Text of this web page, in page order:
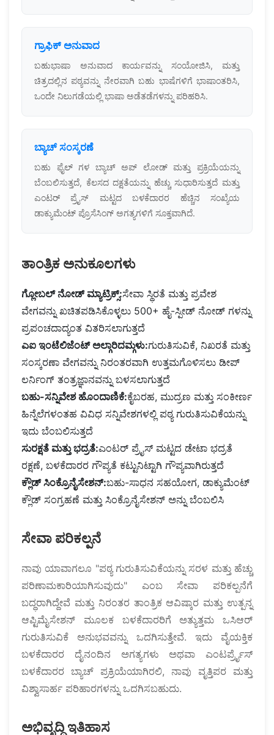
ಗ್ರಾಫಿಕ್ ಅನುವಾದ
ಬಹುಭಾಷಾ ಅನುವಾದ ಕಾರ್ಯವನ್ನು ಸಂಯೋಜಿಸಿ, ಮತ್ತು
ಚಿತ್ರದಲ್ಲಿನ ಪಠ್ಯವನ್ನು ನೇರವಾಗಿ ಬಹು ಭಾಷೆಗಳಿಗೆ ಭಾಷಾಂತರಿಸಿ,
ಒಂದೇ ನಿಲುಗಡೆಯಲ್ಲಿ ಭಾಷಾ ಅಡೆತಡೆಗಳನ್ನು ಪರಿಹರಿಸಿ.
ಬ್ಯಾಚ್ ಸಂಸ್ಕರಣೆ
ಬಹು ಫೈಲ್ ಗಳ ಬ್ಯಾಚ್ ಅಪ್ ಲೋಡ್ ಮತ್ತು ಪ್ರಕ್ರಿಯೆಯನ್ನು
ಬೆಂಬಲಿಸುತ್ತದೆ, ಕೆಲಸದ ದಕ್ಷತೆಯನ್ನು ಹೆಚ್ಚು ಸುಧಾರಿಸುತ್ತದೆ ಮತ್ತು
ಎಂಟರ್ ಪ್ರೈಸ್ ಮಟ್ಟದ ಬಳಕೆದಾರರ ಹೆಚ್ಚಿನ ಸಂಖ್ಯೆಯ
ಡಾಕ್ಯುಮೆಂಟ್ ಪ್ರೊಸೆಸಿಂಗ್ ಅಗತ್ಯಗಳಿಗೆ ಸೂಕ್ತವಾಗಿದೆ.
ತಾಂತ್ರಿಕ ಅನುಕೂಲಗಳು
ಗ್ಲೋಬಲ್ ನೋಡ್ ಮ್ಯಾಟ್ರಿಕ್ಸ್:ಸೇವಾ ಸ್ಥಿರತೆ ಮತ್ತು ಪ್ರವೇಶ
ವೇಗವನ್ನು ಖಚಿತಪಡಿಸಿಕೊಳ್ಳಲು 500+ ಹೈ-ಸ್ಪೀಡ್ ನೋಡ್ ಗಳನ್ನು
ಪ್ರಪಂಚದಾದ್ಯಂತ ವಿತರಿಸಲಾಗುತ್ತದೆ
ಎಐ ಇಂಟೆಲಿಜೆಂಟ್ ಅಲ್ಗಾರಿದಮ್ಗಳು:ಗುರುತಿಸುವಿಕೆ, ನಿಖರತೆ ಮತ್ತು
ಸಂಸ್ಕರಣಾ ವೇಗವನ್ನು ನಿರಂತರವಾಗಿ ಉತ್ತಮಗೊಳಿಸಲು ಡೀಪ್
ಲರ್ನಿಂಗ್ ತಂತ್ರಜ್ಞಾನವನ್ನು ಬಳಸಲಾಗುತ್ತದೆ
ಬಹು-ಸನ್ನಿವೇಶ ಹೊಂದಾಣಿಕೆ:ಕೈಬರಹ, ಮುದ್ರಣ ಮತ್ತು ಸಂಕೀರ್ಣ
ಹಿನ್ನೆಲೆಗಳಂತಹ ವಿವಿಧ ಸನ್ನಿವೇಶಗಳಲ್ಲಿ ಪಠ್ಯ ಗುರುತಿಸುವಿಕೆಯನ್ನು
ಇದು ಬೆಂಬಲಿಸುತ್ತದೆ
ಸುರಕ್ಷತೆ ಮತ್ತು ಭದ್ರತೆ:ಎಂಟರ್ ಪ್ರೈಸ್ ಮಟ್ಟದ ಡೇಟಾ ಭದ್ರತೆ
ರಕ್ಷಣೆ, ಬಳಕೆದಾರರ ಗೌಪ್ಯತೆ ಕಟ್ಟುನಿಟ್ಟಾಗಿ ಗೌಪ್ಯವಾಗಿರುತ್ತದೆ
ಕ್ಲೌಡ್ ಸಿಂಕ್ರೊನೈಸೇಶನ್:ಬಹು-ಸಾಧನ ಸಹಯೋಗ, ಡಾಕ್ಯುಮೆಂಟ್
ಕ್ಲೌಡ್ ಸಂಗ್ರಹಣೆ ಮತ್ತು ಸಿಂಕ್ರೊನೈಸೇಶನ್ ಅನ್ನು ಬೆಂಬಲಿಸಿ
ಸೇವಾ ಪರಿಕಲ್ಪನೆ
ನಾವು ಯಾವಾಗಲೂ "ಪಠ್ಯ ಗುರುತಿಸುವಿಕೆಯನ್ನು ಸರಳ ಮತ್ತು ಹೆಚ್ಚು
ಪರಿಣಾಮಕಾರಿಯಾಗಿಸುವುದು" ಎಂಬ ಸೇವಾ ಪರಿಕಲ್ಪನೆಗೆ
ಬದ್ಧರಾಗಿದ್ದೇವೆ ಮತ್ತು ನಿರಂತರ ತಾಂತ್ರಿಕ ಆವಿಷ್ಕಾರ ಮತ್ತು ಉತ್ಪನ್ನ
ಆಪ್ಟಿಮೈಸೇಶನ್ ಮೂಲಕ ಬಳಕೆದಾರರಿಗೆ ಅತ್ಯುತ್ತಮ ಒಸಿಆರ್
ಗುರುತಿಸುವಿಕೆ ಅನುಭವವನ್ನು ಒದಗಿಸುತ್ತೇವೆ. ಇದು ವೈಯಕ್ತಿಕ
ಬಳಕೆದಾರರ ದೈನಂದಿನ ಅಗತ್ಯಗಳು ಅಥವಾ ಎಂಟರ್ಪ್ರೈಸ್
ಬಳಕೆದಾರರ ಬ್ಯಾಚ್ ಪ್ರಕ್ರಿಯೆಯಾಗಿರಲಿ, ನಾವು ವೃತ್ತಿಪರ ಮತ್ತು
ವಿಶ್ವಾಸಾರ್ಹ ಪರಿಹಾರಗಳನ್ನು ಒದಗಿಸಬಹುದು.
ಅಭಿವೃದ್ಧಿ ಇತಿಹಾಸ